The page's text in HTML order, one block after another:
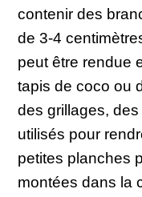
contenir des
de 3-4
peut être rendue
tapis de coco ou
des grillages,
utilisés pour
petites planches
montées dans la